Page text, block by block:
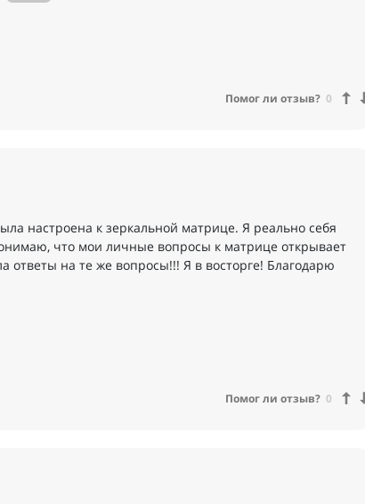
которую Вы мне оказывали и оказываете.
Попову. )))) Я счастливый человек, счастливая женщина,
я стала на просторах нашей школы, благодаря всем вам!
по Пути. Благодарю, что вы все со мной, и мы идем
Помог ли отзыв? 0
настроена к зеркальной матрице. Я реально себя
что мои личные вопросы к матрице открывает
ответы на те же вопросы!!! Я в восторге! Благодарю
Помог ли отзыв? 0